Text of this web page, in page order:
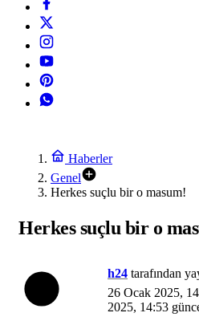
Haberler
Genel
Herkes suçlu bir o masum!
Herkes suçlu bir o
h24 tarafından
26 Ocak 2025,
2025, 14:53